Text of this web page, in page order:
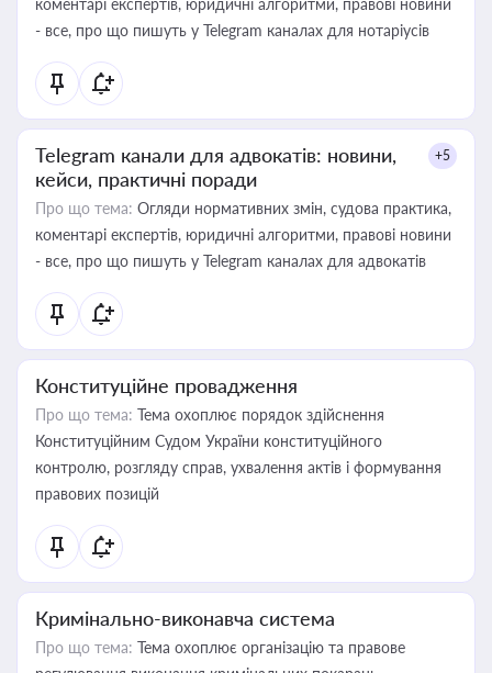
коментарі експертів, юридичні алгоритми, правові новини
- все, про що пишуть у Telegram каналах для нотаріусів
Telegram канали для адвокатів: новини,
кейси, практичні поради
+5
Про що тема: Огляди нормативних змін, судова практика,
коментарі експертів, юридичні алгоритми, правові новини
- все, про що пишуть у Telegram каналах для адвокатів
Конституційне провадження
Про що тема: Тема охоплює порядок здійснення
Конституційним Судом України конституційного
контролю, розгляду справ, ухвалення актів і формування
правових позицій
Кримінально-виконавча система
Про що тема: Тема охоплює організацію та правове